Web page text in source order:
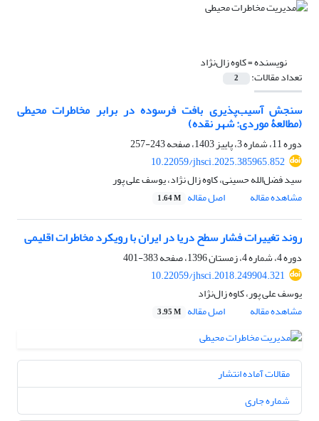
نویسنده =کاوه زال‌نژاد
تعداد مقالات: 2
سنجش آسیب‌پذیری بافت فرسوده در برابر مخاطرات محیطی
(مطالعۀ موردی: شهر نقده)
دوره 11، شماره 3، پاییز 1403، صفحه
243-257
10.22059/jhsci.2025.385965.852
سید فضل‌الله حسینی، کاوه زال نژاد، یوسف علی پور
مشاهده مقاله
اصل مقاله 1.64 M
روند تغییرات فشار سطح دریا در ایران با رویکرد مخاطرات اقلیمی
دوره 4، شماره 4، زمستان 1396، صفحه
383-401
10.22059/jhsci.2018.249904.321
یوسف علی پور، کاوه زال‌نژاد
مشاهده مقاله
اصل مقاله 3.95 M
مقالات آماده انتشار
شماره جاری